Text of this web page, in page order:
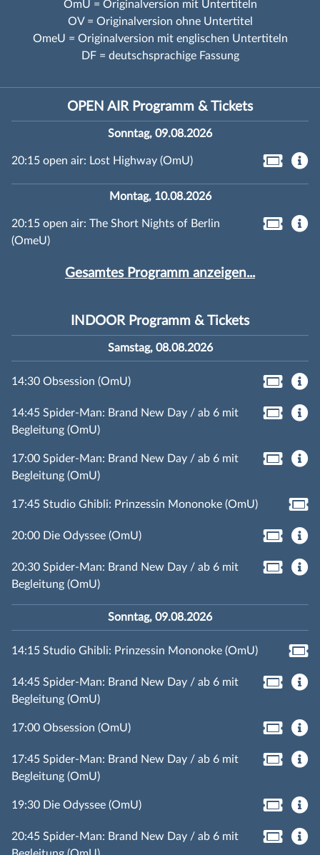
OmU = Originalversion mit Untertiteln
OV = Originalversion ohne Untertitel
OmeU = Originalversion mit englischen Untertiteln
DF = deutschsprachige Fassung
OPEN AIR Programm & Tickets
Sonntag, 09.08.2026
20:15 open air: Lost Highway (OmU)
Montag, 10.08.2026
20:15 open air: The Short Nights of Berlin
(OmeU)
Gesamtes Programm anzeigen...
INDOOR Programm & Tickets
Samstag, 08.08.2026
14:30 Obsession (OmU)
14:45 Spider-Man: Brand New Day / ab 6 mit
Begleitung (OmU)
17:00 Spider-Man: Brand New Day / ab 6 mit
Begleitung (OmU)
17:45 Studio Ghibli: Prinzessin Mononoke (OmU)
20:00 Die Odyssee (OmU)
20:30 Spider-Man: Brand New Day / ab 6 mit
Begleitung (OmU)
Sonntag, 09.08.2026
14:15 Studio Ghibli: Prinzessin Mononoke (OmU)
14:45 Spider-Man: Brand New Day / ab 6 mit
Begleitung (OmU)
17:00 Obsession (OmU)
17:45 Spider-Man: Brand New Day / ab 6 mit
Begleitung (OmU)
19:30 Die Odyssee (OmU)
20:45 Spider-Man: Brand New Day / ab 6 mit